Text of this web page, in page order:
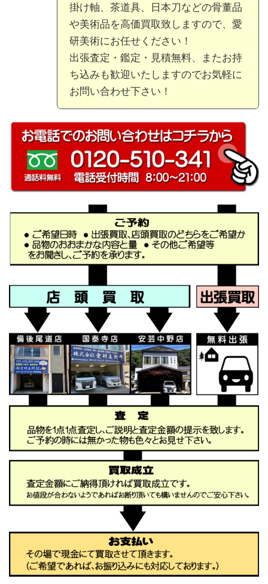
掛け軸、茶道具、日本刀などの骨董品
や美術品を高価買取致しますので、愛
研美術にお任せください！
出張査定・鑑定・見積無料、またお持
ち込みも歓迎いたしますのでお気軽に
お問い合わせ下さい！